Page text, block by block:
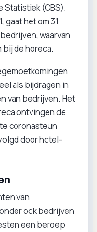
Statistiek (CBS).
gaat het om 31
waarvan
bij de horeca.
als bijdragen in
van bedrijven. Het
ontvingen de
coronasteun
door hotel-
van
ook bedrijven
een beroep